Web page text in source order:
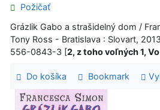
Požičať
Grázlik Gabo a strašidelný dom /
Tony Ross - Bratislava : Slovart,
556-0843-3 [2, z toho voľných 1,
Do košíka Bookmark